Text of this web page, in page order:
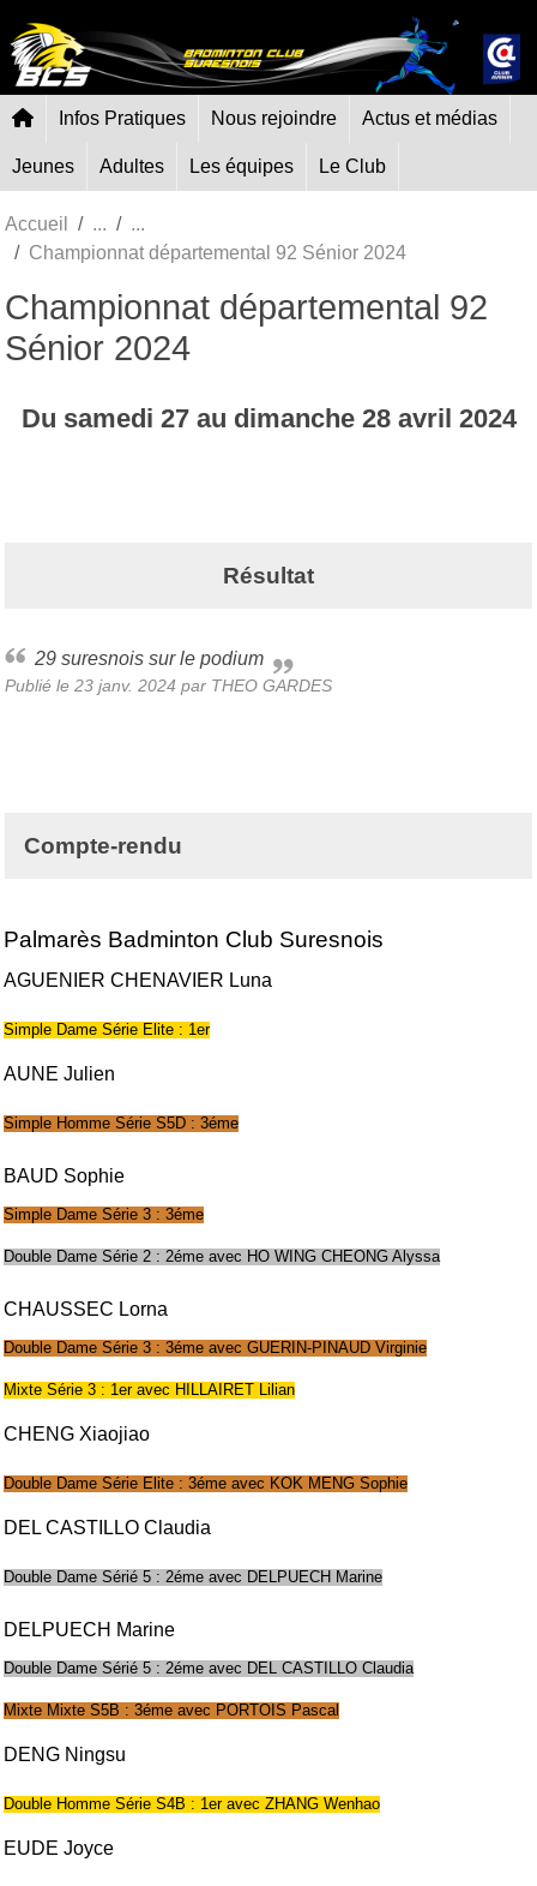
Infos Pratiques Nous rejoindre Actus et médias
Jeunes Adultes Les équipes Le Club
Accueil
Championnat départemental 92 Sénior 2024
Championnat départemental 92
Sénior 2024
Du samedi 27au dimanche 28 avril 2024
Résultat
29 suresnois sur le podium
Publié le 23 janv. 2024 par THEO GARDES
Compte-rendu
Palmarès Badminton Club Suresnois
AGUENIER CHENAVIER Luna
Simple Dame Série Elite : 1er
AUNE Julien
Simple Homme Série S5D : 3éme
BAUD Sophie
Simple Dame Série 3 : 3éme
Double Dame Série 2 : 2éme avec HO WING CHEONG Alyssa
CHAUSSEC Lorna
Double Dame Série 3 : 3éme avec GUERIN-PINAUD Virginie
Mixte Série 3 : 1er avec HILLAIRET Lilian
CHENG Xiaojiao
Double Dame Série Elite : 3éme avec KOK MENG Sophie
DEL CASTILLO Claudia
Double Dame Sérié 5 : 2éme avec DELPUECH Marine
DELPUECH Marine
Double Dame Sérié 5 : 2éme avec DEL CASTILLO Claudia
Mixte Mixte S5B : 3éme avec PORTOIS Pascal
DENG Ningsu
Double Homme Série S4B : 1er avec ZHANG Wenhao
EUDE Joyce